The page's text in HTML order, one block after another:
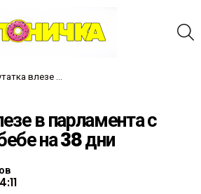
парламента с новородено бебе на 38 дни
в парламента с
на 38 дни